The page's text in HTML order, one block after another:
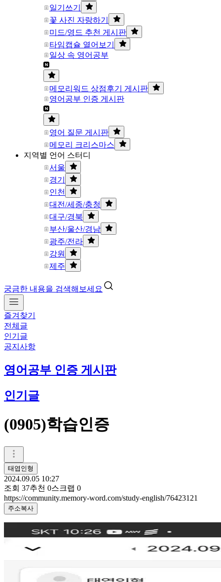
일기쓰기
꽃 사진 자랑하기
미드/영드 추천 게시판
타임캡슐 열어보기
일상 속 영어공부
메모리워드 상점후기 게시판
영어공부 인증 게시판
영어 질문 게시판
메모리 크리스마스
지역별 언어 스터디
서울
경기
인천
대전/세종/충청
대구/경북
부산/울산/경남
광주/전라
강원
제주
궁금한 내용을 검색해보세요
즐겨찾기
전체글
인기글
공지사항
영어공부 인증 게시판
인기글
(0905)학습인증
태엽인형
2024.09.05 10:27
조회 37추천 0스크랩 0
https://community.memory-word.com/study-english/76423121
주소복사